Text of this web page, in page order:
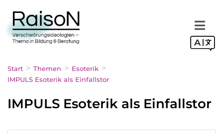
IMPULS Esoterik als Einfallstor
Start > Themen > Esoterik >
IMPULS Esoterik als Einfallstor